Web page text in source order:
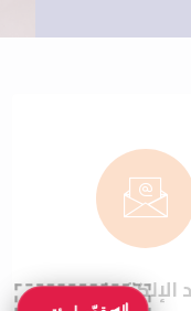
الإلكتروني